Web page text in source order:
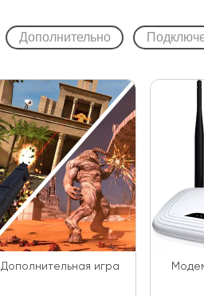
Дополнительно
Дополнительная игра